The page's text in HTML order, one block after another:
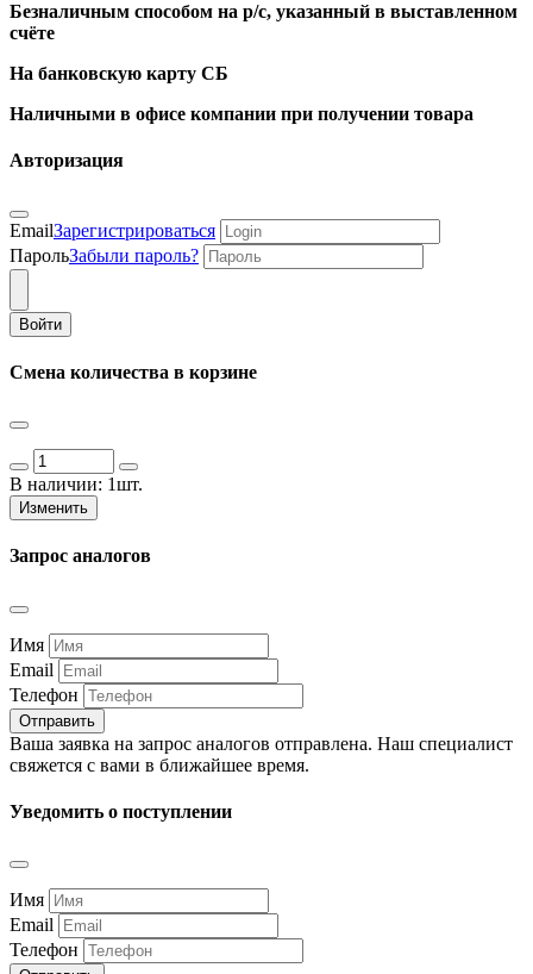
Безналичным способом на р/с, указанный в выставленном
счёте
На банковскую карту СБ
Наличными в офисе компании при получении товара
Авторизация
EmailЗарегистрироваться
ПарольЗабыли пароль?
Войти
Смена количества в корзине
В наличии: 1шт.
Изменить
Запрос аналогов
Имя
Email
Телефон
Отправить
Ваша заявка на запрос аналогов отправлена. Наш специалист
свяжется с вами в ближайшее время.
Уведомить о поступлении
Имя
Email
Телефон